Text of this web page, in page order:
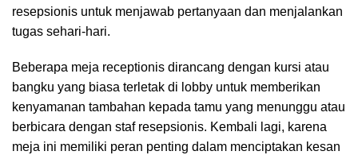
resepsionis untuk menjawab pertanyaan dan menjalankan
tugas sehari-hari.
Beberapa meja receptionis dirancang dengan kursi atau
bangku yang biasa terletak di lobby untuk memberikan
kenyamanan tambahan kepada tamu yang menunggu atau
berbicara dengan staf resepsionis. Kembali lagi, karena
meja ini memiliki peran penting dalam menciptakan kesan